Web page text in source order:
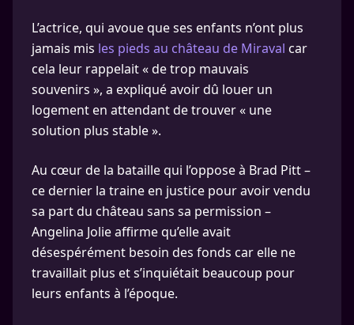
L’actrice, qui avoue que ses enfants n’ont plus
jamais mis les pieds au château de Miraval car
cela leur rappelait « de trop mauvais
souvenirs », a expliqué avoir dû louer un
logement en attendant de trouver « une
solution plus stable ».
Au cœur de la bataille qui l’oppose à Brad Pitt –
ce dernier la traine en justice pour avoir vendu
sa part du château sans sa permission –
Angelina Jolie affirme qu’elle avait
désespérément besoin des fonds car elle ne
travaillait plus et s’inquiétait beaucoup pour
leurs enfants à l’époque.